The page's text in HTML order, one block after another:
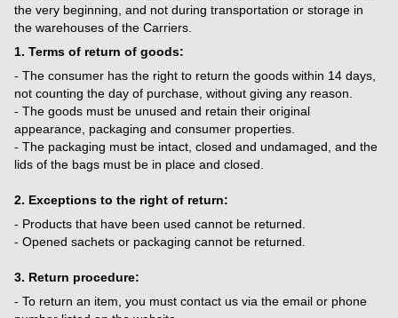
the very beginning, and not during transportation or storage in
the warehouses of the Carriers.
1. Terms of return of goods:
- The consumer has the right to return the goods within 14 days,
not counting the day of purchase, without giving any reason.
- The goods must be unused and retain their original
appearance, packaging and consumer properties.
- The packaging must be intact, closed and undamaged, and the
lids of the bags must be in place and closed.
2. Exceptions to the right of return:
- Products that have been used cannot be returned.
- Opened sachets or packaging cannot be returned.
3. Return procedure:
- To return an item, you must contact us via the email or phone